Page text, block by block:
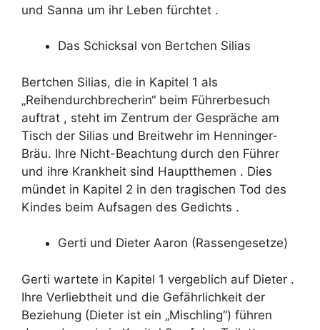
und Sanna um ihr Leben fürchtet .
Das Schicksal von Bertchen Silias
Bertchen Silias, die in Kapitel 1 als
„Reihendurchbrecherin“ beim Führerbesuch
auftrat , steht im Zentrum der Gespräche am
Tisch der Silias und Breitwehr im Henninger-
Bräu. Ihre Nicht-Beachtung durch den Führer
und ihre Krankheit sind Hauptthemen . Dies
mündet in Kapitel 2 in den tragischen Tod des
Kindes beim Aufsagen des Gedichts .
Gerti und Dieter Aaron (Rassengesetze)
Gerti wartete in Kapitel 1 vergeblich auf Dieter .
Ihre Verliebtheit und die Gefährlichkeit der
Beziehung (Dieter ist ein „Mischling“) führen